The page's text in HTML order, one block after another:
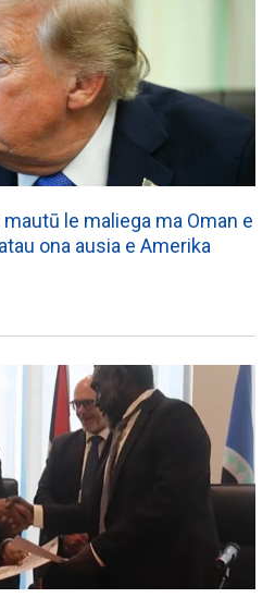
mautū le maliega ma Oman e
ona ausia e Amerika